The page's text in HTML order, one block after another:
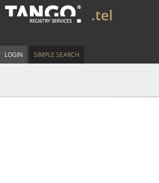
.tel
LOGIN SIMPLE SEARCH